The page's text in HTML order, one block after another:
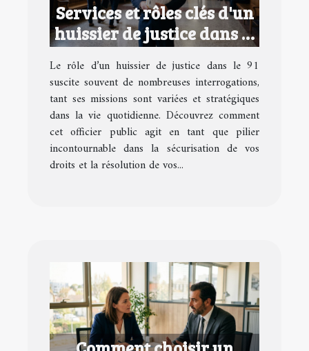
Services et rôles clés d'un
huissier de justice dans le
91
Le rôle d’un huissier de justice dans le 91
suscite souvent de nombreuses interrogations,
tant ses missions sont variées et stratégiques
dans la vie quotidienne. Découvrez comment
cet officier public agit en tant que pilier
incontournable dans la sécurisation de vos
droits et la résolution de vos...